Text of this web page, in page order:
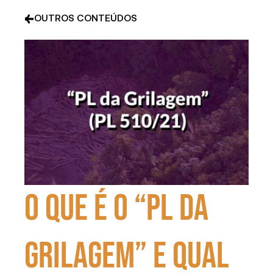
OUTROS CONTEÚDOS
O que é o “PL da
Grilagem” e qual